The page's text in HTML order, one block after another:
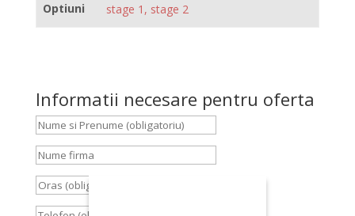
Optiuni stage 1, stage 2
Informatii necesare pentru oferta